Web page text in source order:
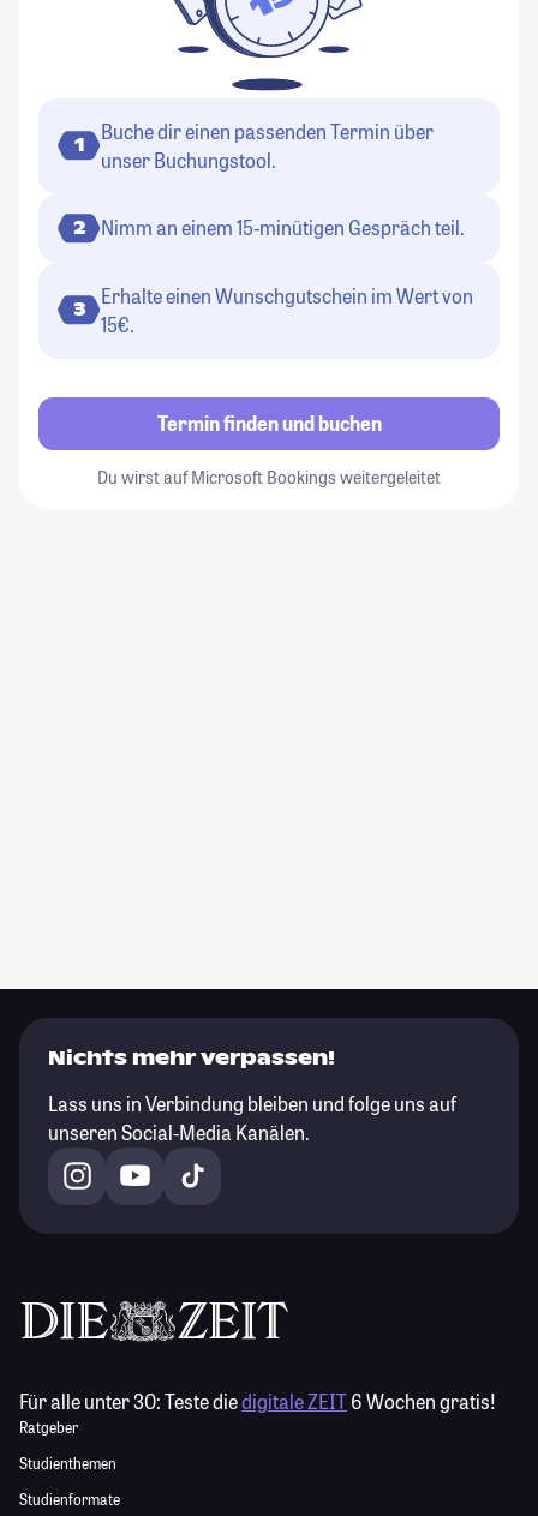
1
Buche dir einen passenden Termin über
unser Buchungstool.
2 Nimm an einem 15-minütigen Gespräch teil.
3
Erhalte einen Wunschgutschein im Wert von
15€.
Termin finden und buchen
Du wirst auf Microsoft Bookings weitergeleitet
Nichts mehr verpassen!
Lass uns in Verbindung bleiben und folge uns auf
unseren Social-Media Kanälen.
Für alle unter 30:Teste diedigitale ZEIT6 Wochen gratis!
Ratgeber
Studienthemen
Studienformate